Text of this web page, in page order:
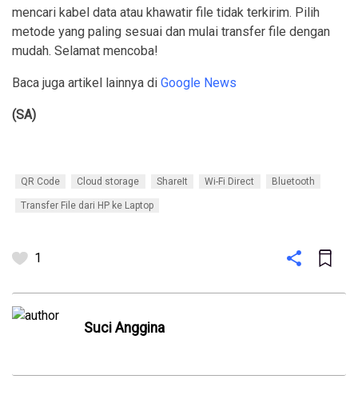
mencari kabel data atau khawatir file tidak terkirim. Pilih
metode yang paling sesuai dan mulai transfer file dengan
mudah. Selamat mencoba!
Baca juga artikel lainnya di Google News
(SA)
QR Code Cloud storage ShareIt Wi-Fi Direct Bluetooth
Transfer File dari HP ke Laptop
1
Suci Anggina